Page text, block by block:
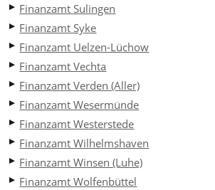
Finanzamt Sulingen
Finanzamt Syke
Finanzamt Uelzen-Lüchow
Finanzamt Vechta
Finanzamt Verden (Aller)
Finanzamt Wesermünde
Finanzamt Westerstede
Finanzamt Wilhelmshaven
Finanzamt Winsen (Luhe)
Finanzamt Wolfenbüttel